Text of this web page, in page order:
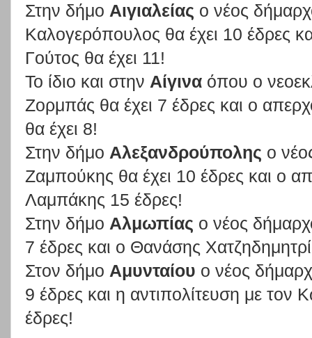
Στην δήμο Αιγιαλείας ο νέος
Καλογερόπουλος θα έχει 10 έδρες
Γούτος θα έχει 11!
Το ίδιο και στην Αίγινα όπου ο
Ζορμπάς θα έχει 7 έδρες και ο
θα έχει 8!
Στην δήμο Αλεξανδρούπολης ο
Ζαμπούκης θα έχει 10 έδρες και ο
Λαμπάκης 15 έδρες!
Στην δήμο Αλμωπίας ο νέος
7 έδρες και ο Θανάσης
Στον δήμο Αμυνταίου ο νέος
9 έδρες και η αντιπολίτευση με
έδρες!